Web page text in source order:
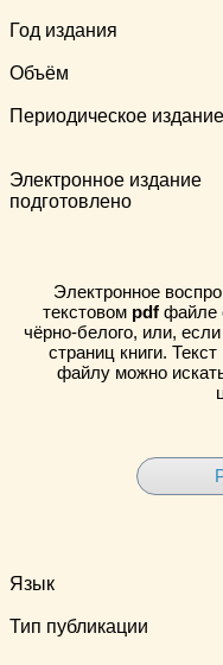
Год издания
Объём
Периодическое издание
Электронное издание
подготовлено
Электронное
текстовом pdfфайле
чёрно-белого, или,
страниц книги.
файлу можно
Язык
Тип публикации